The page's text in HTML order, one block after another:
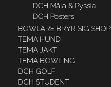
DCH Måla & Pyssla
DCH Posters
BOWLARE BRYR SIG SHOP
TEMA HUND
TEMA JAKT
TEMA BOWLING
DCH GOLF
DCH STUDENT